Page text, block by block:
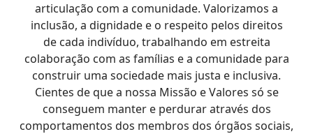
articulação com a comunidade. Valorizamos a
inclusão, a dignidade e o respeito pelos direitos
de cada indivíduo, trabalhando em estreita
colaboração com as famílias e a comunidade para
construir uma sociedade mais justa e inclusiva.
Cientes de que a nossa Missão e Valores só se
conseguem manter e perdurar através dos
comportamentos dos membros dos órgãos sociais,